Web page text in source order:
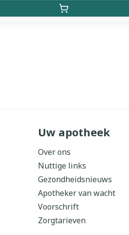
Uw apotheek
Over ons
Nuttige links
Gezondheidsnieuws
Apotheker van wacht
Voorschrift
Zorgtarieven